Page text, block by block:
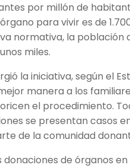
por millón de
para vivir es de
normativa, la población
miles.
la iniciativa, según el
manera a los
el procedimiento.
se presentan casos
de la comunidad
donaciones de órganos